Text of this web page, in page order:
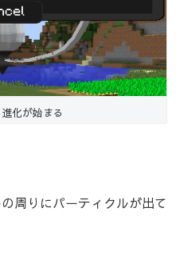
化が始まる
周りにパーティクルが出て